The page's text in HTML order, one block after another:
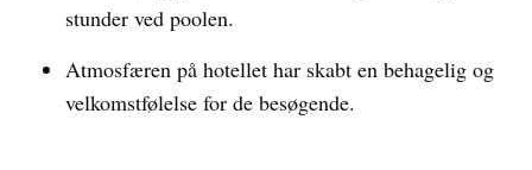
stunder ved poolen.
Atmosfæren på hotellet har skabt en behagelig og
velkomstfølelse for de besøgende.